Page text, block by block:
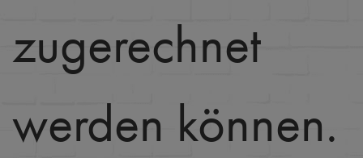
zugerechnet
werden können.